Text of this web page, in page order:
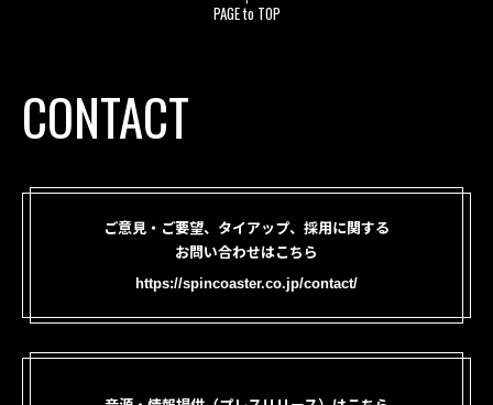
PAGE to TOP
CONTACT
ご意見・ご要望、タイアップ、採用に関する
お問い合わせはこちら
https://spincoaster.co.jp/contact/